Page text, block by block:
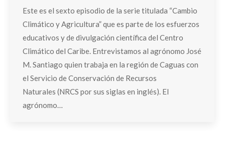
Este es el sexto episodio de la serie titulada “Cambio
Climático y Agricultura” que es parte de los esfuerzos
educativos y de divulgación científica del Centro
Climático del Caribe. Entrevistamos al agrónomo José
M. Santiago quien trabaja en la región de Caguas con
el Servicio de Conservación de Recursos
Naturales (NRCS por sus siglas en inglés). El
agrónomo…